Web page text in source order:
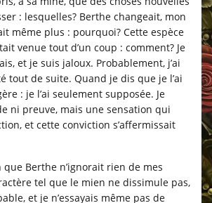
: lesquelles? Berthe changeait, mon
même plus : pourquoi? Cette espèce
venue tout d’un coup : comment? Je
et je suis jaloux. Probablement, j’ai
tout de suite. Quand je dis que je l’ai
: je l’ai seulement supposée. Je
ni preuve, mais une sensation qui
et cette conviction s’affermissait
que Berthe n’ignorait rien de mes
tel que le mien ne dissimule pas,
et je n’essayais même pas de